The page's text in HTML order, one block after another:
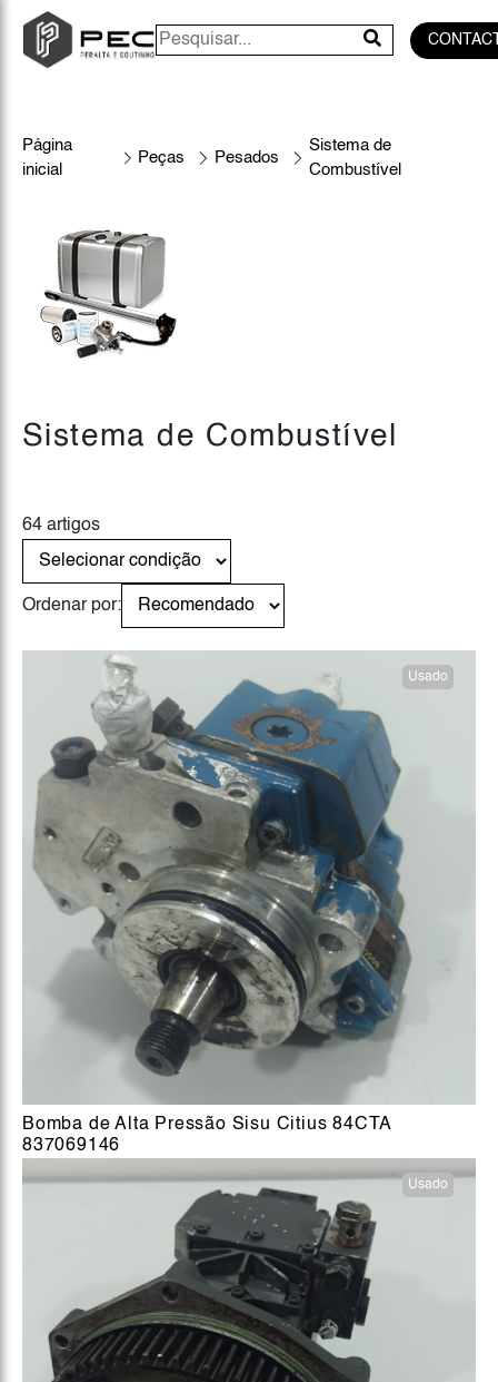
Página
inicial
Peças Pesados
Sistema de
Combustível
Sistema de Combustível
64 artigos
Ordenar por:
Usado
Bomba de Alta Pressão Sisu Citius 84CTA
837069146
Usado